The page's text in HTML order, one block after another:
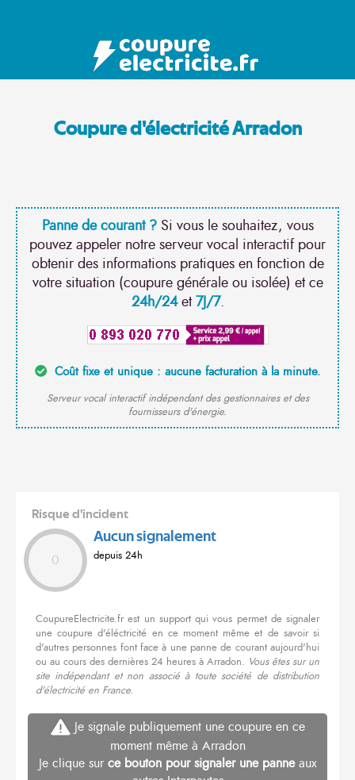
Coupure d'électricité Arradon
Panne de courant ?Si vous le souhaitez, vous
pouvez appeler notre serveur vocal interactif pour
obtenir des informations pratiques en fonction de
votre situation (coupure générale ou isolée) et ce
24h/24et7J/7.
Coût fixe et unique : aucune facturation à la minute.
Serveur vocal interactif indépendant des gestionnaires et des
fournisseurs d'énergie.
Risque d'incident
0
Aucun signalement
depuis 24h
CoupureElectricite.fr est un support qui vous permet de signaler
une coupure d'éléctricité en ce moment même et de savoir si
d'autres personnes font face à une panne de courant aujourd'hui
ou au cours des dernières 24 heures à Arradon. Vous êtes sur un
site indépendant et non associé à toute société de distribution
d'électricité en France.
Je signale publiquement une coupure en ce
moment même à Arradon
Je clique sur ce bouton pour signaler une panneaux